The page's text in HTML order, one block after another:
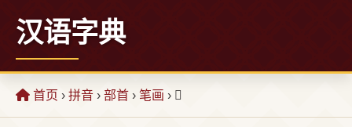
汉语字典
首页 › 拼音 › 部首 › 笔画 › 𦒺